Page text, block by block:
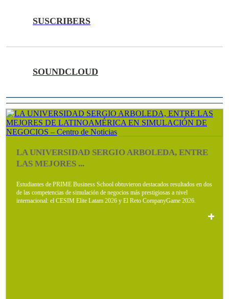
SUSCRIBERS
SOUNDCLOUD
LA UNIVERSIDAD SERGIO ARBOLEDA, ENTRE
LAS MEJORES ...
Estudiantes de PRIME Business School obtuvieron destacados resultados en dos
de las competencias de simulación de negocios más prestigiosas a nivel
internacional: el CESIM Elite Latam 2026 y El Reto CompanyGame 2026.